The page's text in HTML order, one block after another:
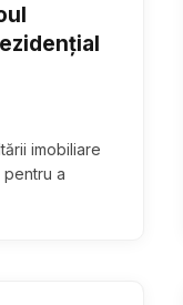
imobiliare
pentru a